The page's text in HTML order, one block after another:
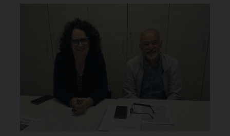
il mondo della disabilità